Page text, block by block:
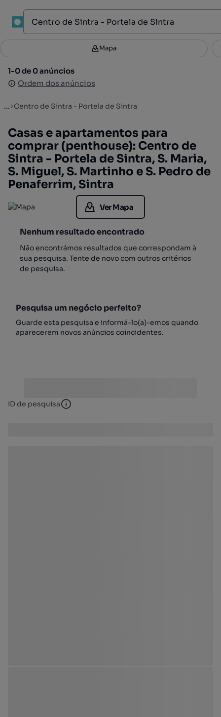
Filtros 2
1-0 de 0 anúncios
Ordem dos anúncios
Mapa
1-0 de 0 anúncios
Ordem dos anúncios
... Centro de Sintra - Portela de Sintra
Casas e apartamentos para
comprar (penthouse): Centro de
Sintra - Portela de Sintra, S. Maria,
S. Miguel, S. Martinho e S. Pedro de
Penaferrim, Sintra
Ver Mapa
Nenhum resultado encontrado
Não encontrámos resultados que correspondam à
sua pesquisa. Tente de novo com outros critérios
de pesquisa.
Pesquisa um negócio perfeito?
Guarde esta pesquisa e informá-lo(a)-emos quando
aparecerem novos anúncios coincidentes.
ID de pesquisa ID de pesquisa